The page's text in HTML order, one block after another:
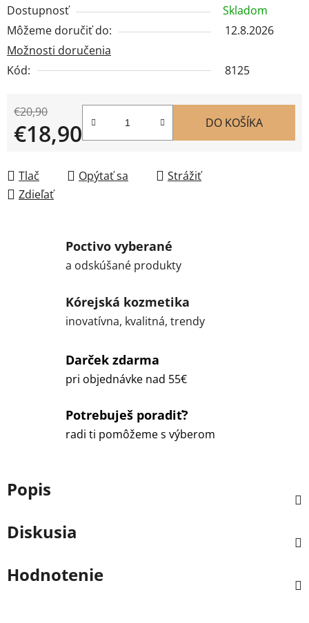
Dostupnosť
Skladom
Môžeme doručiť do:
12.8.2026
Možnosti doručenia
Kód:
8125
€20,90
€18,90 DO KOŠÍKA
Tlač Opýtať sa
Strážiť
Zdieľať
Poctivo vyberané
a odskúšané produkty
Kórejská kozmetika
inovatívna, kvalitná, trendy
Darček zdarma
pri objednávke nad 55€
Potrebuješ poradiť?
radi ti pomôžeme s výberom
Popis
Diskusia
Hodnotenie